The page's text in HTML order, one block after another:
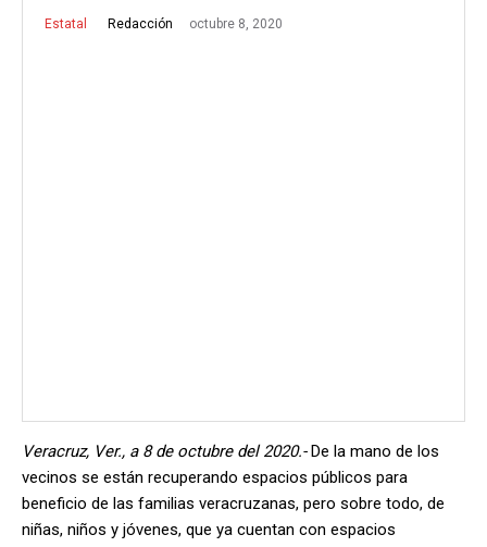
Estatal Redacción octubre 8, 2020
Veracruz, Ver., a 8 de octubre del 2020.-De la mano de los
vecinos se están recuperando espacios públicos para
beneficio de las familias veracruzanas, pero sobre todo, de
niñas, niños y jóvenes, que ya cuentan con espacios